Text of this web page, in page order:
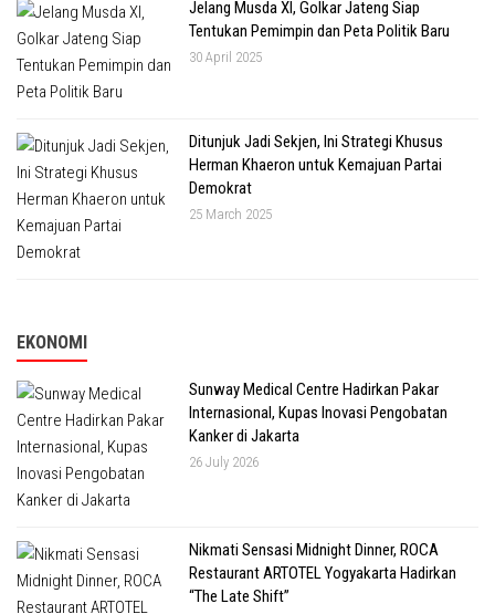
Jelang Musda XI, Golkar Jateng Siap
Tentukan Pemimpin dan Peta Politik Baru
30 April 2025
Ditunjuk Jadi Sekjen, Ini Strategi Khusus
Herman Khaeron untuk Kemajuan Partai
Demokrat
25 March 2025
EKONOMI
Sunway Medical Centre Hadirkan Pakar
Internasional, Kupas Inovasi Pengobatan
Kanker di Jakarta
26 July 2026
Nikmati Sensasi Midnight Dinner, ROCA
Restaurant ARTOTEL Yogyakarta Hadirkan
“The Late Shift”